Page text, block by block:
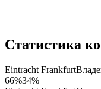
Статистика
Eintracht Frankfurt
66%34%